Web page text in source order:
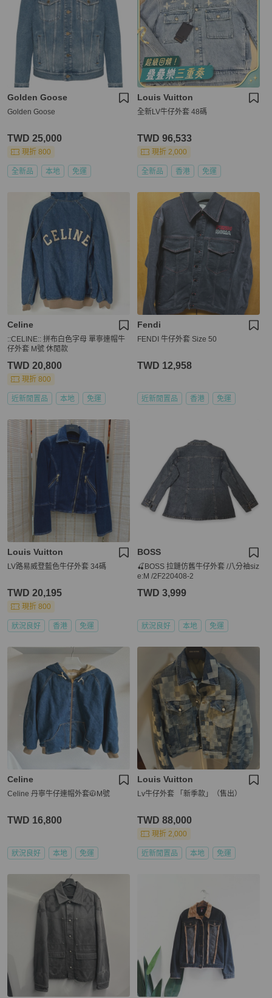
Golden Goose
Golden Goose
TWD 25,000
現折 800
全新品 本地 免運
Louis Vuitton
全新LV牛仔外套 48碼
TWD 96,533
現折 2,000
全新品 香港 免運
Celine
::CELINE:: 拼布白色字母 單寧連帽牛
仔外套 M號 休閒款
TWD 20,800
現折 800
近新閒置品 本地 免運
Fendi
FENDI 牛仔外套 Size 50
TWD 12,958
近新閒置品 香港 免運
Louis Vuitton
LV路易威登藍色牛仔外套 34碼
TWD 20,195
現折 800
狀況良好 香港 免運
BOSS
🍒BOSS 拉鏈仿舊牛仔外套 /八分袖siz
e:M /2F220408-2
TWD 3,999
狀況良好 本地 免運
Celine
Celine 丹寧牛仔連帽外套🧥M號
TWD 16,800
狀況良好 本地 免運
Louis Vuitton
Lv牛仔外套 「新季款」（售出）
TWD 88,000
現折 2,000
近新閒置品 本地 免運